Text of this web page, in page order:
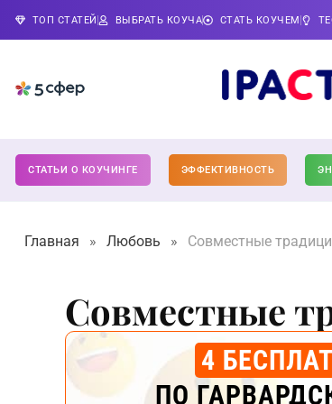
ТОП СТАТЕЙ ВЫБРАТЬ КОУЧА СТАТЬ КОУЧЕМ
СТАТЬИ О КОУЧИНГЕ ЭФФЕКТИВНОСТЬ
Главная » Любовь » Совместные
Совместные
4
ПО